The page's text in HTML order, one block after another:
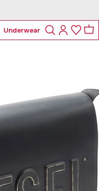
Underwear